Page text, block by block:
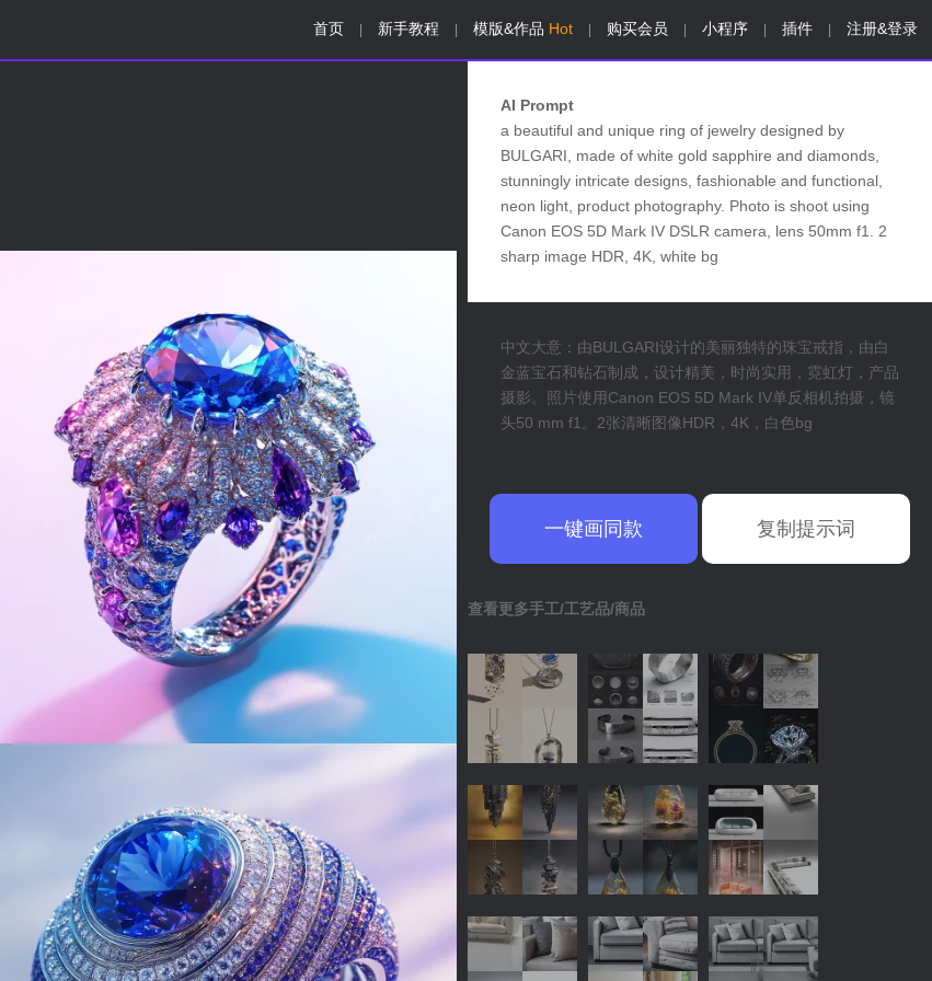
首页 新手教程 模版&作品 Hot 购买会员 小程序 插件 注册&登录
AI Prompt
a beautiful and unique ring of jewelry designed by
BULGARI, made of white gold sapphire and diamonds,
stunningly intricate designs, fashionable and functional,
neon light, product photography. Photo is shoot using
Canon EOS 5D Mark IV DSLR camera, lens 50mm f1. 2
sharp image HDR, 4K, white bg
中文大意：由BULGARI设计的美丽独特的珠宝戒指，由白
金蓝宝石和钻石制成，设计精美，时尚实用，霓虹灯，产品
摄影。照片使用Canon EOS 5D Mark IV单反相机拍摄，镜
头50 mm f1。2张清晰图像HDR，4K，白色bg
一键画同款 复制提示词
查看更多手工/工艺品/商品